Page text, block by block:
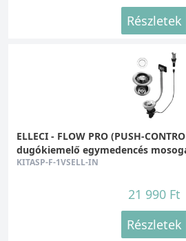
Részletek
ELLECI - FLOW PRO (PUSH-
dugókiemelő egymedencés
KITASP-F-1VSELL-IN
21 990 Ft
Részletek